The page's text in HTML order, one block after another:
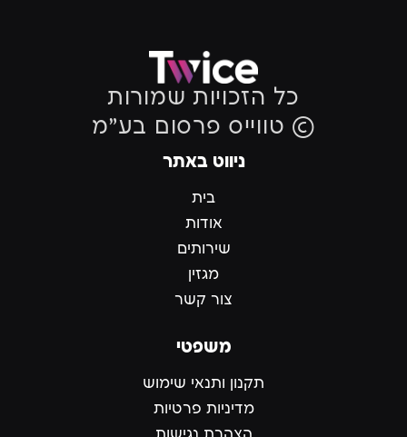
כל הזכויות שמורות
© טווייס פרסום בע״מ
ניווט באתר
בית
אודות
שירותים
מגזין
צור קשר
משפטי
תקנון ותנאי שימוש
מדיניות פרטיות